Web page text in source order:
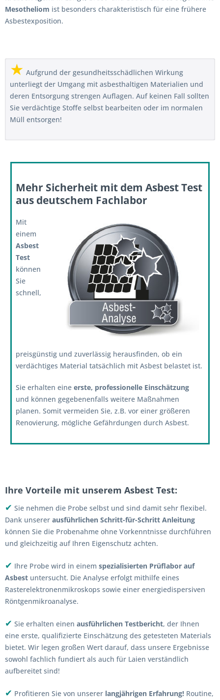
Mesotheliom ist besonders charakteristisch für eine frühere
Asbestexposition.
★ Aufgrund der gesundheitsschädlichen Wirkung
unterliegt der Umgang mit asbesthaltigen Materialien und
deren Entsorgung strengen Auflagen. Auf keinen Fall sollten
Sie verdächtige Stoffe selbst bearbeiten oder im normalen
Müll entsorgen!
Mehr Sicherheit mit dem Asbest Test
aus deutschem Fachlabor
Mit
einem
Asbest
Test
können
Sie
schnell,
preisgünstig und zuverlässig herausfinden, ob ein
verdächtiges Material tatsächlich mit Asbest belastet ist.
Sie erhalten eineerste, professionelle Einschätzung
und können gegebenenfalls weitere Maßnahmen
planen. Somit vermeiden Sie, z.B. vor einer größeren
Renovierung, mögliche Gefährdungen durch Asbest.
Ihre Vorteile mit unserem Asbest Test:
✔ Sie nehmen die Probe selbst und sind damit sehr flexibel.
Dank unserer ausführlichen Schritt-für-Schritt Anleitung
können Sie die Probenahme ohne Vorkenntnisse durchführen
und gleichzeitig auf Ihren Eigenschutz achten.
✔ Ihre Probe wird in einem spezialisierten Prüflabor auf
Asbest untersucht. Die Analyse erfolgt mithilfe eines
Rasterelektronenmikroskops sowie einer energiedispersiven
Röntgenmikroanalyse.
✔ Sie erhalten einen ausführlichen Testbericht, der Ihnen
eine erste, qualifizierte Einschätzung des getesteten Materials
bietet. Wir legen großen Wert darauf, dass unsere Ergebnisse
sowohl fachlich fundiert als auch für Laien verständlich
aufbereitet sind!
✔ Profitieren Sie von unserer langjährigen Erfahrung! Routine,